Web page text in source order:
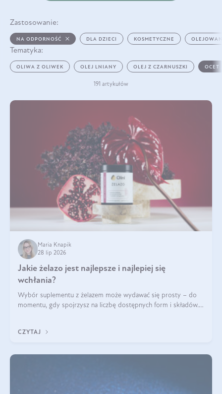
Zastosowanie:
NA ODPORNOŚĆ DLA DZIECI KOSMETYCZNE
Tematyka:
OLIWA Z OLIWEK OLEJ LNIANY OLEJ Z CZARNUSZKI OCET
191 artykułów
Maria Knapik
28 lip 2026
Jakie żelazo jest najlepsze i najlepiej się
wchłania?
Wybór suplementu z żelazem może wydawać się prosty – do
momentu, gdy spojrzysz na liczbę dostępnych form i składów.
zawierać suplement?
CZYTAJ